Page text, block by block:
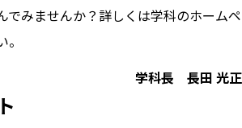
でみませんか？詳しくは学科のホームペ
学科長 長田 光正